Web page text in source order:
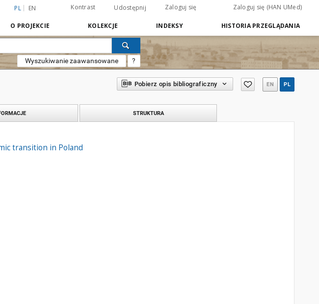
PL EN Kontrast Udostępnij Zaloguj się Zaloguj się (HAN UMed)
O PROJEKCIE KOLEKCJE INDEKSY HISTORIA PRZEGLĄDANIA
Wyszukiwanie zaawansowane ?
Pobierz opis bibliograficzny EN PL
STRUKTURA
transition in Poland